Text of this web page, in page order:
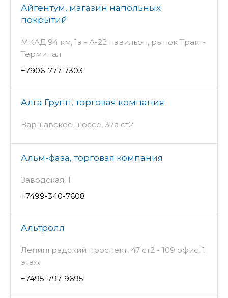
Айгентум, магазин напольных
покрытий
МКАД 94 км, 1а - А-22 павильон, рынок Тракт-
Терминал
+7906-777-7303
Алга Групп, торговая компания
Варшавское шоссе, 37а ст2
Альм-фаза, торговая компания
Заводская, 1
+7499-340-7608
Альтролл
Ленинградский проспект, 47 ст2 - 109 офис, 1
этаж
+7495-797-9695